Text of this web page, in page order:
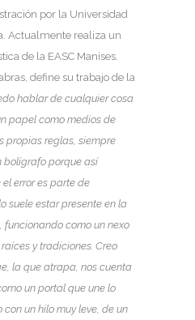
por la Universidad
Actualmente realiza un
de la EASC Manises.
define su trabajo de la
hablar de cualquier cosa
papel como medios de
propias reglas, siempre
bolígrafo porque así
error es parte de
suele estar presente en la
funcionando como un nexo
y tradiciones. Creo
la que atrapa, nos cuenta
un portal que une lo
un hilo muy leve, de un